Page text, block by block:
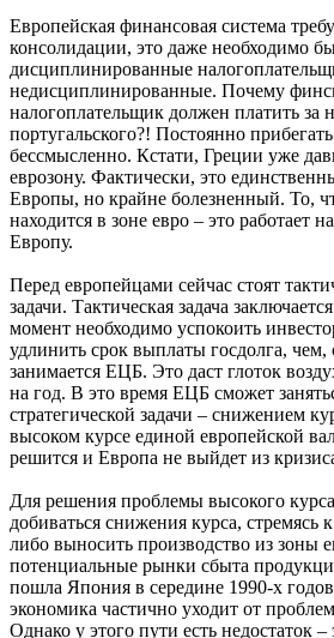
Европейская финансовая система
консолидации, это даже необходимо
дисциплинированные
недисциплинированные. Почему
налогоплательщик должен платить за
португальского?! Постоянно
бессмысленно. Кстати, Греции уже
еврозону. Фактически, это
Европы, но крайне болезненный. То,
находится в зоне евро – это работает
Европу.
Перед европейцами сейчас стоят
задачи. Тактическая задача
момент необходимо успокоить
удлинить срок выплаты госдолга, чем,
занимается ЕЦБ. Это даст глоток
на год. В это время ЕЦБ сможет
стратегической задачи – снижением
высоком курсе единой европейской
решится и Европа не выйдет из
Для решения проблемы высокого
добиваться снижения курса, стремясь
либо выносить производство из зоны
потенциальные рынки сбыта
пошла Япония в середине 1990-х
экономика частично уходит от
Однако у этого пути есть недостаток